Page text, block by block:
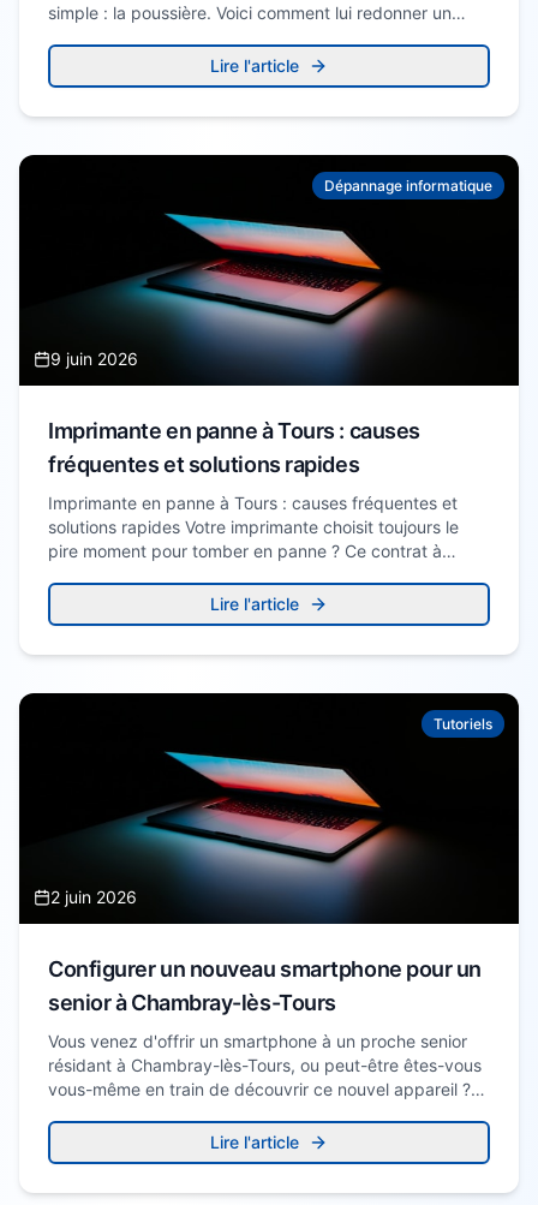
simple : la poussière. Voici comment lui redonner un…
Lire l'article
9 juin 2026
Dépannage informatique
Imprimante en panne à Tours : causes
fréquentes et solutions rapides
Imprimante en panne à Tours : causes fréquentes et
solutions rapides Votre imprimante choisit toujours le
pire moment pour tomber en panne ? Ce contrat à…
Lire l'article
2 juin 2026
Tutoriels
Configurer un nouveau smartphone pour un
senior à Chambray-lès-Tours
Vous venez d'offrir un smartphone à un proche senior
résidant à Chambray-lès-Tours, ou peut-être êtes-vous
vous-même en train de découvrir ce nouvel appareil ?…
Lire l'article